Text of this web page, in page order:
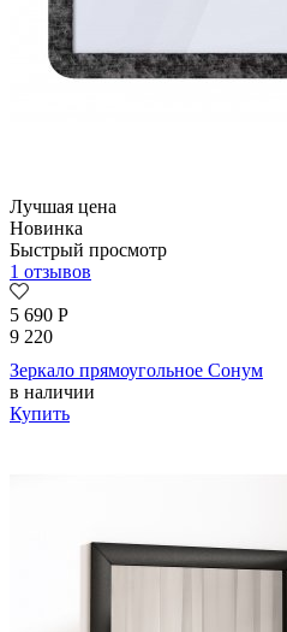
Лучшая цена
Новинка
Быстрый просмотр
1 отзывов
5 690 Р
9 220
Зеркало прямоугольное Сонум
в наличии
Купить